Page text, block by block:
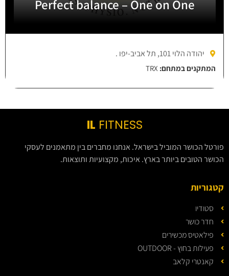
Perfect balance – One on One
יהודה הלוי 101, תל אביב-יפו .
המתקנים במתחם: TRX
IL FITNESS
פורטל הכושר המוביל בישראל. אנחנו מחברים בין מתאמנים לעסקי
הכושר הטובים ביותר בארץ. איכות, מקצועיות ותוצאות.
קטגוריות
סטודיו
חדר כושר
פילאטיס מכשירים
פעילות בחוץ - OUTDOOR
קאנטרי קלאב